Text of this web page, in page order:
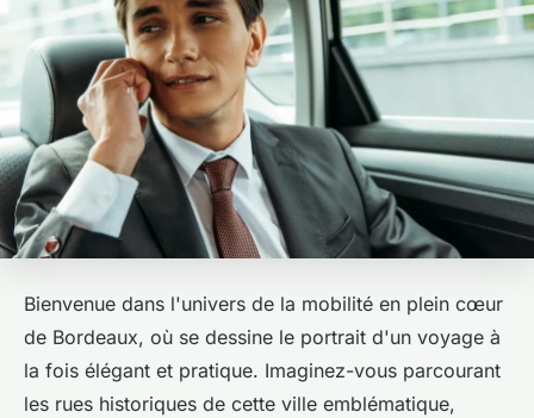
Bienvenue dans l'univers de la mobilité en plein cœur
de Bordeaux, où se dessine le portrait d'un voyage à
la fois élégant et pratique. Imaginez-vous parcourant
les rues historiques de cette ville emblématique,